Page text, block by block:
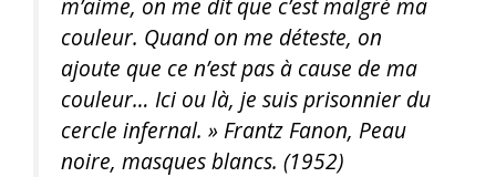
couleur. Quand on me déteste, on
ajoute que ce n’est pas à cause de ma
couleur… Ici ou là, je suis prisonnier du
cercle infernal. » Frantz Fanon, Peau
noire, masques blancs. (1952)